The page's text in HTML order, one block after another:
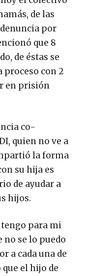
de las
por
que 8
de éstas se
proceso con 2
en prisión
co-
quien no ve a
la forma
su hija es
de ayudar a
hijos.
tengo para mi
no se lo puedo
a cada una de
el hijo de